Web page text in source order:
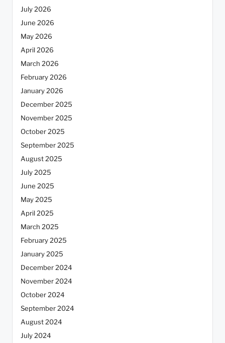
July 2026
June 2026
May 2026
April 2026
March 2026
February 2026
January 2026
December 2025
November 2025
October 2025
September 2025
August 2025
July 2025
June 2025
May 2025
April 2025
March 2025
February 2025
January 2025
December 2024
November 2024
October 2024
September 2024
August 2024
July 2024